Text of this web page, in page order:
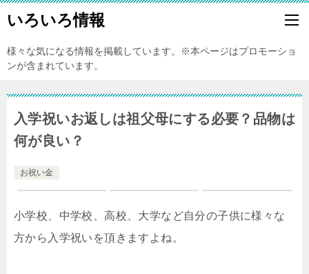
いろいろ情報
様々な気になる情報を掲載しています。※本ページはプロモーショ
ンが含まれています。
入学祝いお返しは祖父母にする必要？品物は
何が良い？
お祝い金
小学校、中学校、高校、大学など自分の子供に様々な
方から入学祝いを頂きますよね。